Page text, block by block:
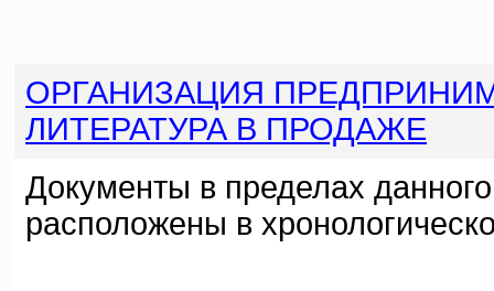
ОРГАНИЗАЦИЯ
ЛИТЕРАТУРА В ПРОДАЖЕ
Документы в пределах
расположены в